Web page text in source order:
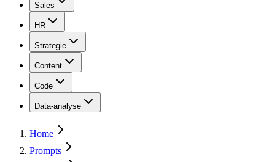
Sales
HR
Strategie
Content
Code
Data-analyse
Home
Prompts